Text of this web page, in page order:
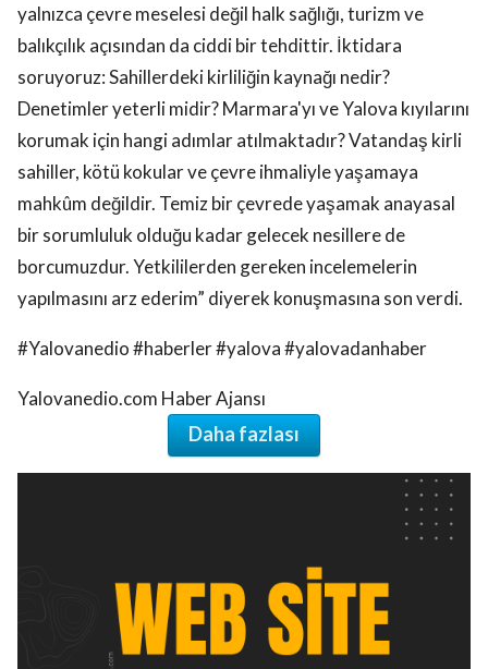
yalnızca çevre meselesi değil halk sağlığı, turizm ve
balıkçılık açısından da ciddi bir tehdittir. İktidara
soruyoruz: Sahillerdeki kirliliğin kaynağı nedir?
Denetimler yeterli midir? Marmara'yı ve Yalova kıyılarını
korumak için hangi adımlar atılmaktadır? Vatandaş kirli
sahiller, kötü kokular ve çevre ihmaliyle yaşamaya
mahkûm değildir. Temiz bir çevrede yaşamak anayasal
bir sorumluluk olduğu kadar gelecek nesillere de
borcumuzdur. Yetkililerden gereken incelemelerin
yapılmasını arz ederim” diyerek konuşmasına son verdi.
#Yalovanedio #haberler #yalova #yalovadanhaber
Yalovanedio.com Haber Ajansı
Daha fazlası